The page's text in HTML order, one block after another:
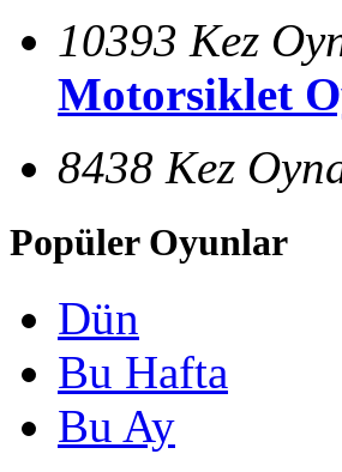
10393 Kez
Motorsiklet
8438 Kez
Popüler Oyunlar
Dün
Bu Hafta
Bu Ay